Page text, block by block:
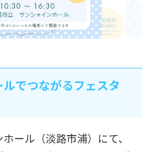
でつながるフェスタ
ール（淡路市浦）にて、